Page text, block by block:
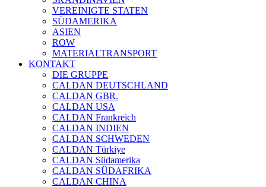
VEREINIGTE STATEN
SÜDAMERIKA
ASIEN
ROW
MATERIALTRANSPORT
KONTAKT
DIE GRUPPE
CALDAN DEUTSCHLAND
CALDAN GBR.
CALDAN USA
CALDAN Frankreich
CALDAN INDIEN
CALDAN SCHWEDEN
CALDAN Türkiye
CALDAN Südamerika
CALDAN SÜDAFRIKA
CALDAN CHINA